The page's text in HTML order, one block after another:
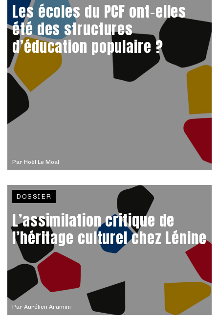
Par Hoël Le Moal
Les écoles du PCF ont-elles
été des structures
d’éducation populaire ?
Par Aurélien Aramini
DOSSIER
L’assimilation critique de
l’héritage culturel chez Lénine